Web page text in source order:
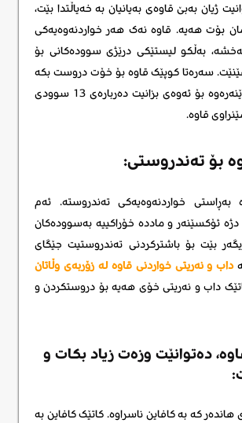
ژیان بەبێ قاوەی بەیانیان بە خەیاڵتدا بێت،
بۆت هەیە. قاوە نەک هەر خواردنەوەیەکی
بەڵکو لیستێکی درێژی سوودەکانی بۆ
سەرەتا کوپێک قاوە بۆ خۆت دروست بکە
و ئەم بابەتە بخوێنەرەوە بۆ ئەوەی بزانیت دەربارەی 13 سوودی
قاوە.
بۆ تەندروستی:
بەڕاستی خواردنەوەیەکی تەندروستە. ئەم
دژە ئۆکسێنەر و ماددە خۆراکییە بەسوودەکان
بێت بۆ باشترکردنی تەندروستیت جێگای
داب و نەریتی خواردنی قاوە لە زۆربەی وڵاتان
داب و نەریتی خۆی هەیە بۆ دروستکردن و
دەتوانێت وزەت زیاد بکات و
هاندەر کە بە کافاین ناسراوە. کاتێک کافاین بە